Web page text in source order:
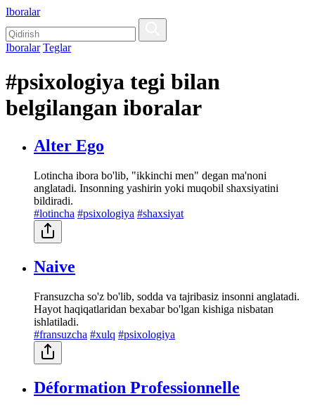
Iboralar
Iboralar Teglar
#psixologiya tegi bilan
belgilangan iboralar
Alter Ego
Lotincha ibora bo'lib, "ikkinchi men" degan ma'noni
anglatadi. Insonning yashirin yoki muqobil shaxsiyatini
bildiradi.
#lotincha #psixologiya #shaxsiyat
Naive
Fransuzcha so'z bo'lib, sodda va tajribasiz insonni anglatadi.
Hayot haqiqatlaridan bexabar bo'lgan kishiga nisbatan
ishlatiladi.
#fransuzcha #xulq #psixologiya
Déformation Professionnelle